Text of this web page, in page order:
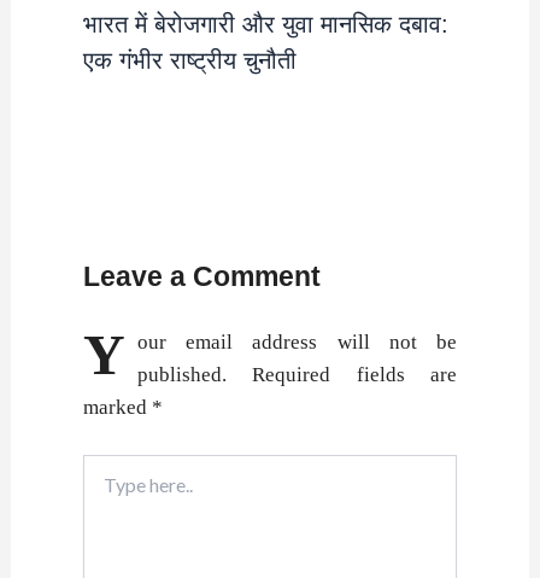
भारत में बेरोजगारी और युवा मानसिक दबाव:
एक गंभीर राष्ट्रीय चुनौती
Leave a Comment
Y our email address will not be
published.
Required fields are
marked *
here..